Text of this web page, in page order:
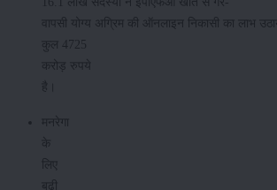
वापसी योग्य अग्रिम की ऑनलाइन निकासी का लाभ
कुल 4725
करोड़ रुपये
है।
मनरेगा
के
लिए
बढ़ी